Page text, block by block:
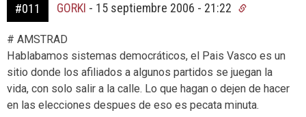
#011 GORKI - 15 septiembre 2006 - 21:22
# AMSTRAD
Hablabamos sistemas democráticos, el Pais Vasco es un
sitio donde los afiliados a algunos partidos se juegan la
vida, con solo salir a la calle. Lo que hagan o dejen de hacer
en las elecciones despues de eso es pecata minuta.